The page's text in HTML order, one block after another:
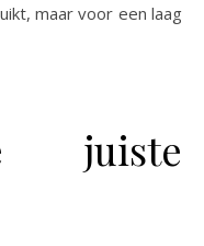
maar voor een laag
juiste